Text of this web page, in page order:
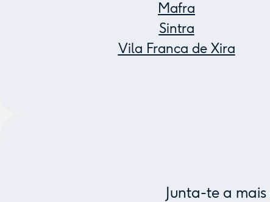
Mafra
Sintra
Vila Franca de Xira
Junta-te a